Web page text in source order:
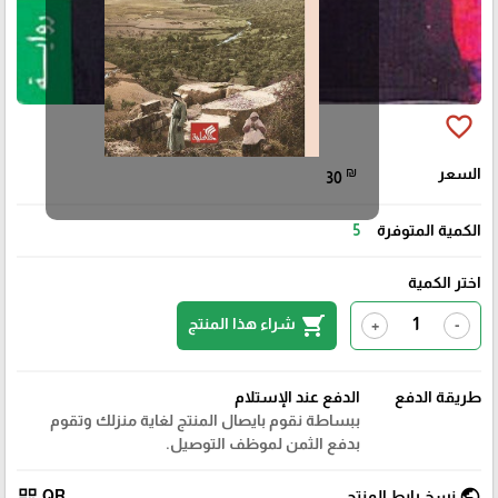
favorite_border
السعر 30 ₪
الكمية المتوفرة 5
اختر الكمية
-
+
shopping_cart شراء هذا المنتج
طريقة الدفع
الدفع عند الإستلام
ببساطة نقوم بايصال المنتج لغاية منزلك وتقوم
بدفع الثمن لموظف التوصيل.